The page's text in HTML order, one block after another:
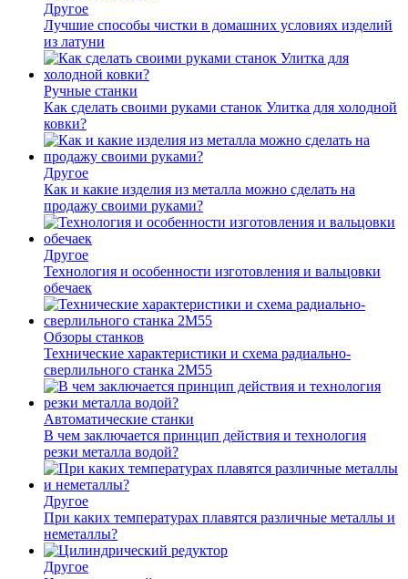
Другое
Лучшие способы чистки в домашних условиях изделий
из латуни
Ручные станки
Как сделать своими руками станок Улитка для холодной
ковки?
Другое
Как и какие изделия из металла можно сделать на
продажу своими руками?
Другое
Технология и особенности изготовления и вальцовки
обечаек
Обзоры станков
Технические характеристики и схема радиально-
сверлильного станка 2М55
Автоматические станки
В чем заключается принцип действия и технология
резки металла водой?
Другое
При каких температурах плавятся различные металлы и
неметаллы?
Другое